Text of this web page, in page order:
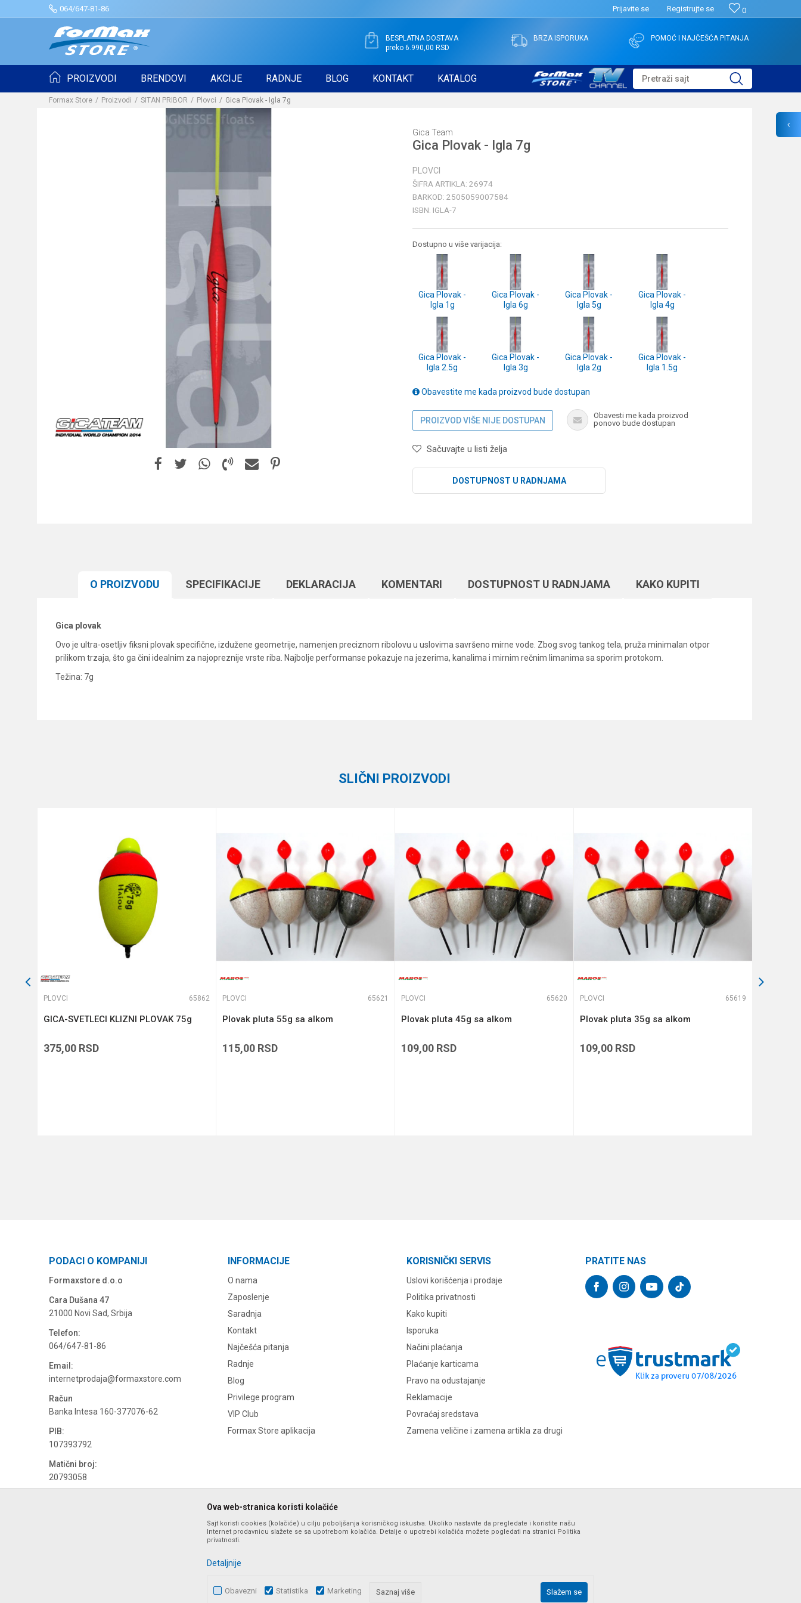
064/647-81-86 0
Prijavite se Registrujte se
BESPLATNA DOSTAVA
preko 6.990,00 RSD
BRZA ISPORUKA POMOĆ I NAJČEŠĆA PITANJA
PROIZVODI BRENDOVI AKCIJE RADNJE BLOG KONTAKT KATALOG Pretraži sajt
Formax Store Proizvodi SITAN PRIBOR Plovci Gica Plovak - Igla 7g
Gica Team
Gica Plovak - Igla 7g
PLOVCI
ŠIFRA ARTIKLA: 26974
BARKOD: 2505059007584
ISBN: IGLA-7
Dostupno u više varijacija:
Gica Plovak -
Igla 1g
Gica Plovak -
Igla 6g
Gica Plovak -
Igla 5g
Gica Plovak -
Igla 4g
Gica Plovak -
Igla 2.5g
Gica Plovak -
Igla 3g
Gica Plovak -
Igla 2g
Gica Plovak -
Igla 1.5g
Obavestite me kada proizvod bude dostupan
PROIZVOD VIŠE NIJE DOSTUPAN
Obavesti me kada proizvod
ponovo bude dostupan
Sačuvajte u listi želja
DOSTUPNOST U RADNJAMA
O PROIZVODU SPECIFIKACIJЕ DEKLARACIJA KOMENTARI DOSTUPNOST U RADNJAMA KAKO KUPITI
Gica plovak
Ovo je ultra-osetljiv fiksni plovak specifične, izdužene geometrije, namenjen preciznom ribolovu u uslovima savršeno mirne vode. Zbog svog tankog tela, pruža minimalan otpor
prilikom trzaja, što ga čini idealnim za najopreznije vrste riba. Najbolje performanse pokazuje na jezerima, kanalima i mirnim rečnim limanima sa sporim protokom.
Težina: 7g
Anti-spam zaštita - izračunajte koliko je 6 - 1 :
SLIČNI PROIZVODI
PLOVCI 65862
GICA-SVETLECI KLIZNI PLOVAK 75g
375,00 RSD
PLOVCI 65621
Plovak pluta 55g sa alkom
115,00 RSD
PLOVCI 65620
Plovak pluta 45g sa alkom
109,00 RSD
PLOVCI 65619
Plovak pluta 35g sa alkom
109,00 RSD
PODACI O KOMPANIJI
Formaxstore d.o.o
Cara Dušana 47
21000 Novi Sad, Srbija
Telefon:
064/647-81-86
Email:
internetprodaja@formaxstore.com
Račun
Banka Intesa 160-377076-62
PIB:
107393792
Matični broj:
20793058
INFORMACIJE
O nama
Zaposlenje
Saradnja
Kontakt
Najčešća pitanja
Radnje
Blog
Privilege program
VIP Club
Formax Store aplikacija
KORISNIČKI SERVIS
Uslovi korišćenja i prodaje
Politika privatnosti
Kako kupiti
Isporuka
Načini plaćanja
Plaćanje karticama
Pravo na odustajanje
Reklamacije
Povraćaj sredstava
Zamena veličine i zamena artikla za drugi
PRATITE NAS
Nastojimo da budemo što precizniji u opisu proizvoda, prikazu slika i samih cena, ali ne možemo garantovati da su sve informacije kompletne i bez grešaka. Svi artikli prikazani na sajtu su deo naše
ponude i ne podrazumeva da su dostupni u svakom trenutku. Raspoloživost robe možete proveriti pozivom na broj podrške web shopa na tel. 064/647-81-86.
Ova web-stranica koristi kolačiće
Sajt koristi cookies (kolačiće) u cilju poboljšanja korisničkog iskustva. Ukoliko nastavite da pregledate i koristite našu
Internet prodavnicu slažete se sa upotrebom kolačića. Detalje o upotrebi kolačića možete pogledati na stranici Politika
privatnosti.
Detaljnije
Obavezni Statistika Marketing Saznaj više Slažem se